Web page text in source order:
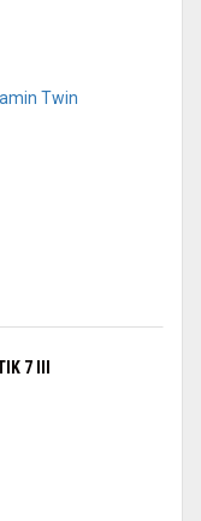
7 III